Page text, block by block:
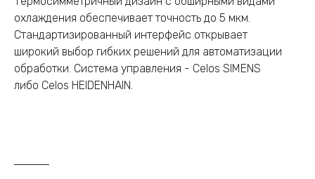
охлаждения обеспечивает точность до 5 мкм.
Стандартизированный интерфейс открывает
широкий выбор гибких решений для автоматизации
обработки. Система управления - Celos SIMENS
либо Celos HEIDENHAIN.